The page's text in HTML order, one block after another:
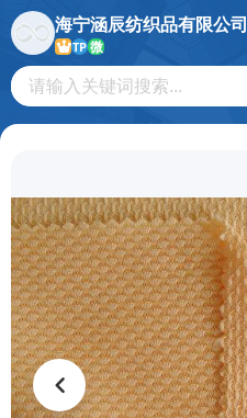
海宁涵辰纺织品有限公司
TP微